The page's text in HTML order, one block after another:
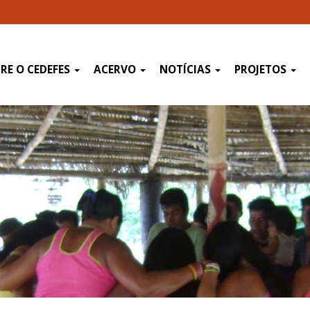
O CEDEFES ACERVO NOTÍCIAS PROJETOS